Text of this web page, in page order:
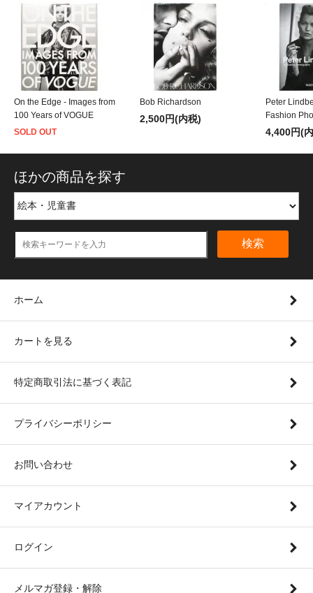
On the Edge - Images from
100 Years of VOGUE
SOLD OUT
Bob Richardson
2,500円(内税)
Peter
Fashion
4,400円(
ほかの商品を探す
検索
ホーム
カートを見る
特定商取引法に基づく表記
プライバシーポリシー
お問い合わせ
マイアカウント
ログイン
メルマガ登録・解除